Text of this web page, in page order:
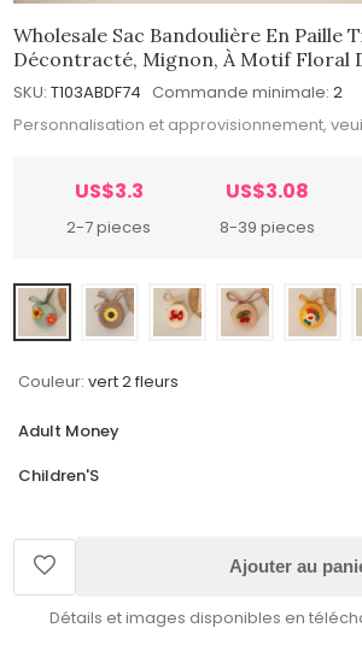
Wholesale Sac Bandoulière En Paille
Décontracté, Mignon, À Motif Floral
SKU: T103ABDF74 Commande minimale: 2
Personnalisation et approvisionnement,
US$3.3
2-7 pieces
US$3.08
8-39 pieces
Couleur: vert 2 fleurs
Adult Money
Children'S
Ajouter au
Détails et images disponibles en